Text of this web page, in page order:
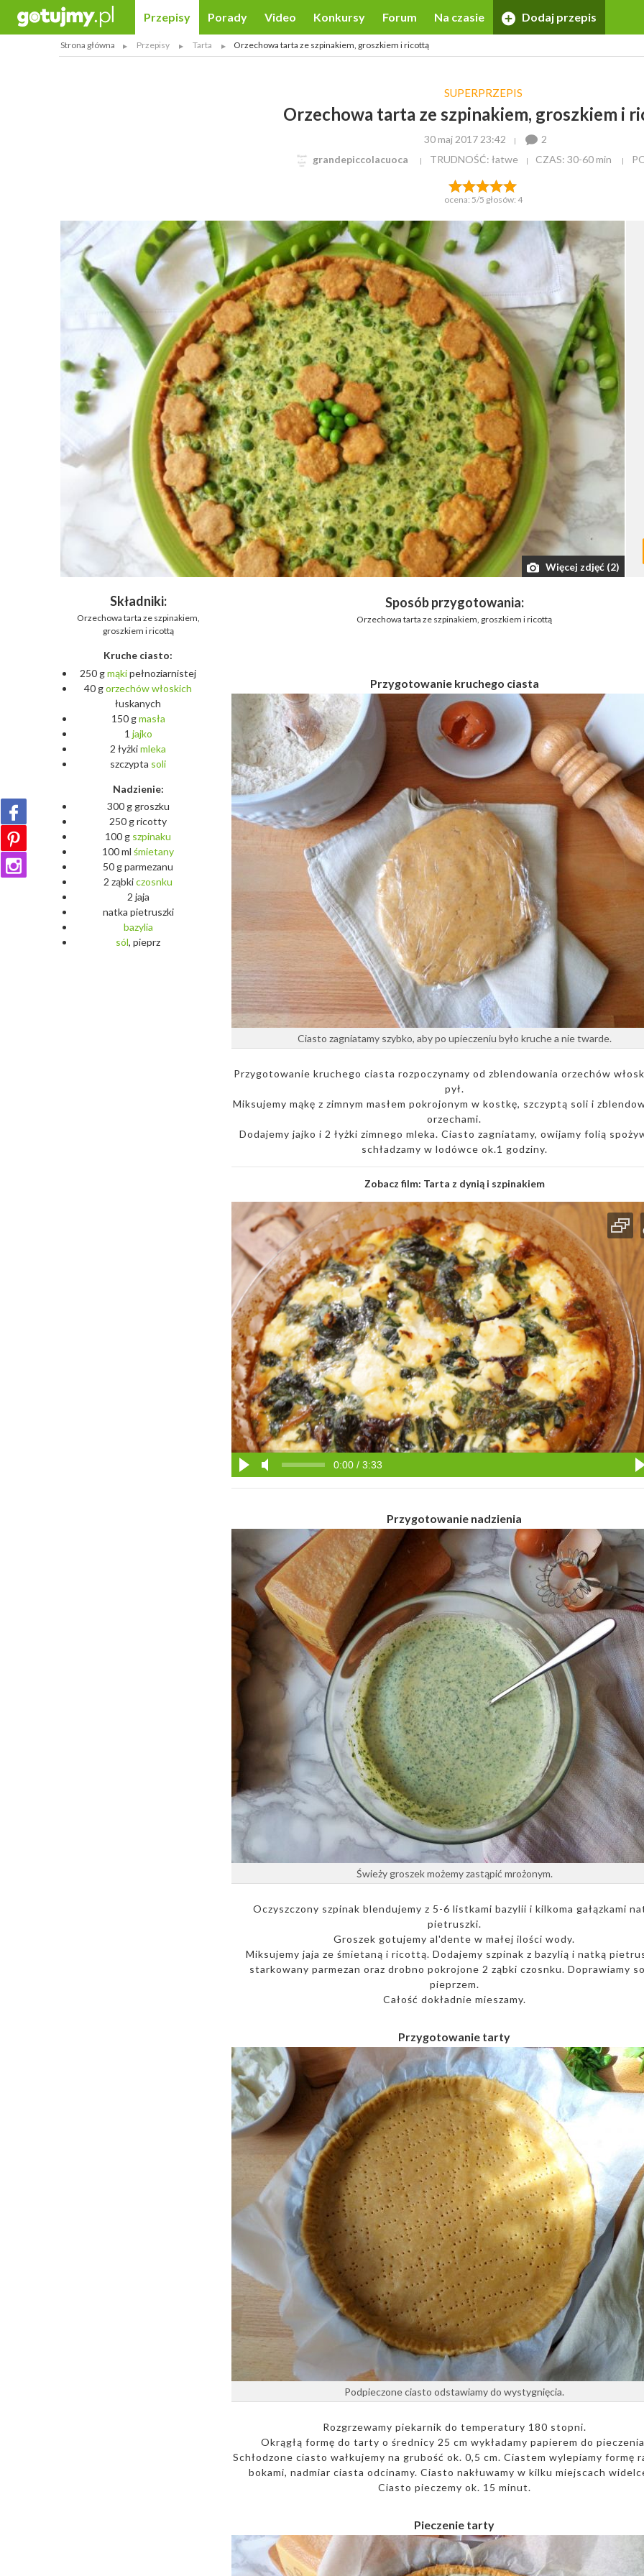
Przepisy Porady Video Konkursy Forum Na czasie Dodaj przepis
Strona główna Przepisy Tarta Orzechowa tarta ze szpinakiem, groszkiem i ricottą
SUPERPRZEPIS
Orzechowa tarta ze szpinakiem, groszkiem i
30 maj 2017 23:42
2
grandepiccolacuoca
TRUDNOŚĆ: łatwe CZAS:30-60 min
ocena: 5/5 głosów: 4
Więcej zdjęć (2)
Składniki:
Orzechowa tarta ze szpinakiem,
groszkiem i ricottą
Kruche ciasto:
250 gmąkipełnoziarnistej
40 gorzechówwłoskich
łuskanych
150 gmasła
1 jajko
2 łyżkimleka
szczypta soli
Nadzienie:
300 g groszku
250 g ricotty
100 g szpinaku
100 ml śmietany
50 g parmezanu
2 ząbkiczosnku
2 jaja
natka pietruszki
bazylia
sól, pieprz
Sposób przygotowania:
Orzechowa tarta ze szpinakiem, groszkiem i ricottą
Przygotowanie kruchego ciasta
Ciasto zagniatamy szybko, aby po upieczeniu było kruche a nie twarde.
Przygotowanie kruchego ciasta rozpoczynamy od zblendowania orzechów
pył.
Miksujemy mąkę z zimnym masłem pokrojonym w kostkę, szczyptą soli i
orzechami.
Dodajemy jajko i 2 łyżki zimnego mleka. Ciasto zagniatamy, owijamy folią
schładzamy w lodówce ok.1 godziny.
Zobacz film: Tarta z dynią i szpinakiem
0:00 / 3:33
Przygotowanie nadzienia
Świeży groszek możemy zastąpić mrożonym.
Oczyszczony szpinak blendujemy z 5-6 listkami bazylii i kilkoma gałązkami
pietruszki.
Groszek gotujemy al'dente w małej ilości wody.
Miksujemy jaja ze śmietaną i ricottą. Dodajemy szpinak z bazylią i natką
starkowany parmezan oraz drobno pokrojone 2 ząbki czosnku. Doprawiamy
pieprzem.
Całość dokładnie mieszamy.
Przygotowanie tarty
Podpieczone ciasto odstawiamy do wystygnięcia.
Rozgrzewamy piekarnik do temperatury 180 stopni.
Okrągłą formę do tarty o średnicy 25 cm wykładamy papierem do
Schłodzone ciasto wałkujemy na grubość ok. 0,5 cm. Ciastem wylepiamy formę
bokami, nadmiar ciasta odcinamy. Ciasto nakłuwamy w kilku miejscach
Ciasto pieczemy ok. 15 minut.
Pieczenie tarty